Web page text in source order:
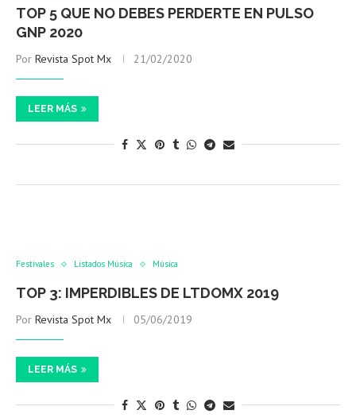
TOP 5 QUE NO DEBES PERDERTE EN PULSO
GNP 2020
Por Revista Spot Mx 21/02/2020
LEER MÁS
Festivales Listados Música Música
TOP 3: IMPERDIBLES DE LTDOMX 2019
Por Revista Spot Mx 05/06/2019
LEER MÁS